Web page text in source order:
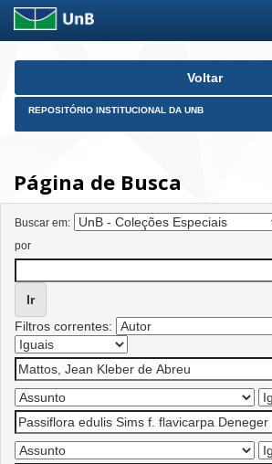
Skip
Voltar
REPOSITÓRIO INSTITUCIONAL DA UNB
Página de Busca
Buscar em:
por
Filtros correntes: